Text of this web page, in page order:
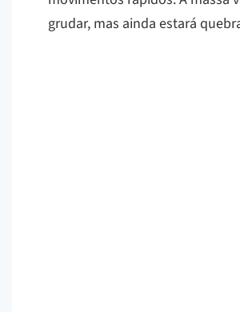
grudar, mas ainda estará